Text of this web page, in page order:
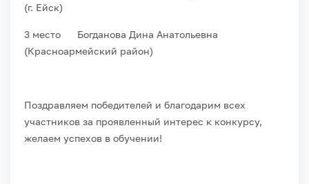
(г. Ейск)
3 место Богданова Дина Анатольевна
(Красноармейский район)
Поздравляем победителей и благодарим всех
участников за проявленный интерес к конкурсу,
желаем успехов в обучении!